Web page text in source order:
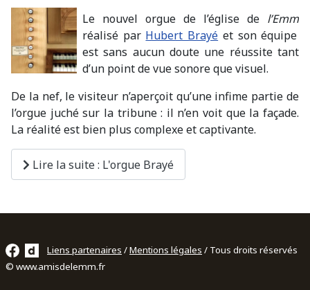
Le nouvel orgue de l’église de l’Emm
réalisé par Hubert Brayé et son équipe
est sans aucun doute une réussite tant
d’un point de vue sonore que visuel.
De la nef, le visiteur n’aperçoit qu’une infime partie de
l’orgue juché sur la tribune : il n’en voit que la façade.
La réalité est bien plus complexe et captivante.
Lire la suite : L'orgue Brayé
Liens partenaires /Mentions légales / Tous droits réservés
© www.amisdelemm.fr